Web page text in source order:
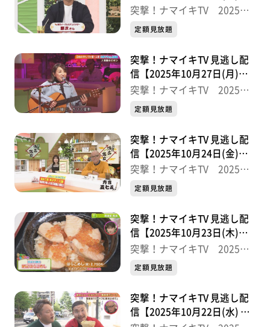
送分】
突撃！ナマイキTV 2025後
半
定額見放題
突撃！ナマイキTV 見逃し配
信【2025年10月27日(月)放
送分】
突撃！ナマイキTV 2025後
半
定額見放題
突撃！ナマイキTV 見逃し配
信【2025年10月24日(金)放
送分】
突撃！ナマイキTV 2025後
半
定額見放題
突撃！ナマイキTV 見逃し配
信【2025年10月23日(木)放
送分】
突撃！ナマイキTV 2025後
半
定額見放題
突撃！ナマイキTV 見逃し配
信【2025年10月22日(水) 放